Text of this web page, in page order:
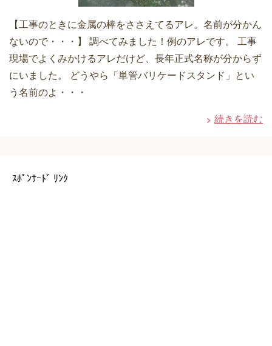
【工事のときに金属の棒をささえてるアレ。名前が分かん
ないので・・・】 調べてみました！例のアレです。 工事
現場でよくみかけるアレだけど、長年正式名称が分からず
にいました。 どうやら「単管バリケードスタンド」とい
う名前のよ・・・
続きを読む
ｽﾎﾟﾝｻｰﾄﾞ ﾘﾝｸ